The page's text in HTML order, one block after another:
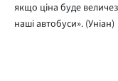
якщо ціна буде
наші автобуси». (Уніан)